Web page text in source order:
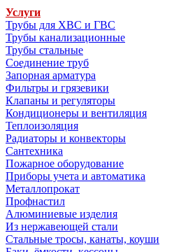
Услуги
Трубы для ХВС и ГВС
Трубы канализационные
Трубы стальные
Соединение труб
Запорная арматура
Фильтры и грязевики
Клапаны и регуляторы
Кондиционеры и вентиляция
Теплоизоляция
Радиаторы и конвекторы
Сантехника
Пожарное оборудование
Приборы учета и автоматика
Металлопрокат
Профнастил
Алюминиевые изделия
Из нержавеющей стали
Стальные тросы, канаты, коуши